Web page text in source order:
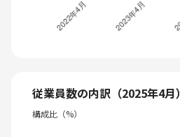
従業員数の内訳（2025年4月）
構成比（%）